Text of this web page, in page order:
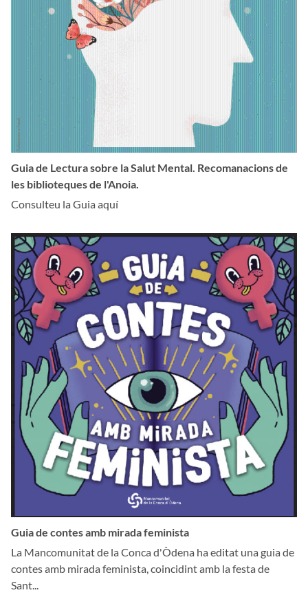
Guia de Lectura sobre la Salut Mental. Recomanacions de
les biblioteques de l'Anoia.
Consulteu la Guia aquí
Guia de contes amb mirada feminista
La Mancomunitat de la Conca d'Òdena ha editat una guia de
contes amb mirada feminista, coincidint amb la festa de
Sant...